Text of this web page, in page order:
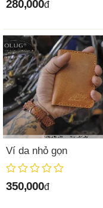
280,000đ
Ví da nhỏ gọn
350,000đ